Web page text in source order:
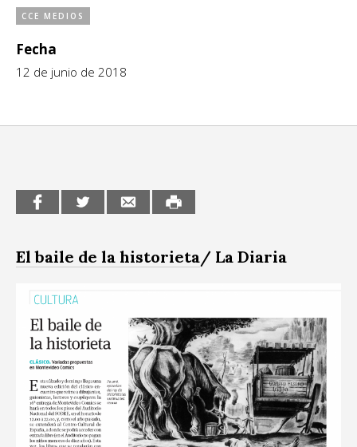
CCE en el interior/libros
Espacio itinerante de lectura infantil
Exposiciones
Formación
Infantil y Juvenil
Medio Ambiente
Sin categoría
CCE MEDIOS
Fecha
12 de junio de 2018
El baile de la historieta/ La Diaria